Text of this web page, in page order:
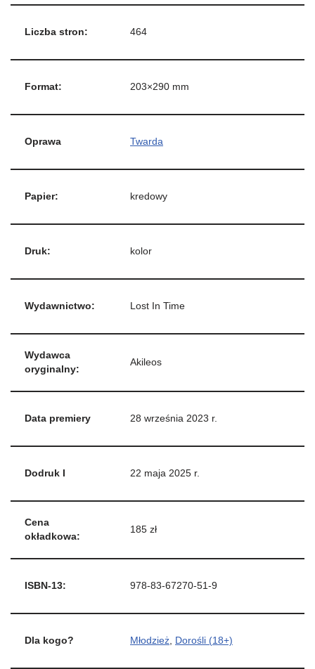
Liczba stron: 464
Format: 203×290 mm
Oprawa Twarda
Papier: kredowy
Druk: kolor
Wydawnictwo: Lost In Time
Wydawca
oryginalny:
Akileos
Data premiery 28 września 2023 r.
Dodruk I 22 maja 2025 r.
Cena
okładkowa:
185 zł
ISBN-13: 978-83-67270-51-9
Dla kogo? Młodzież, Dorośli (18+)